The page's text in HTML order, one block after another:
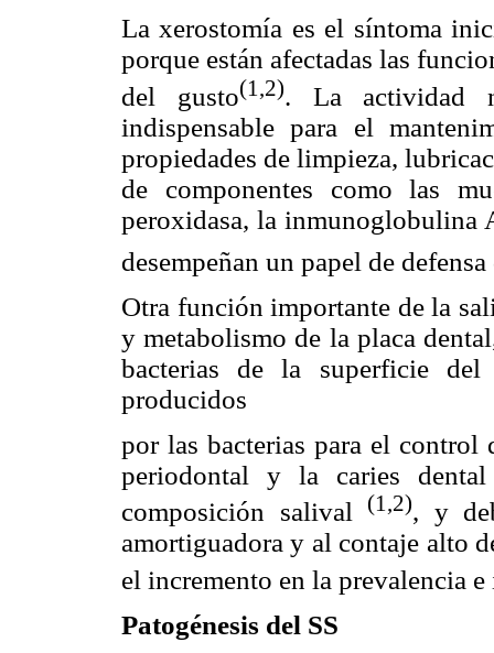
La xerostomía es el síntoma
porque están afectadas las
del gusto(1,2). La actividad
indispensable para el
propiedades de limpieza,
de componentes como las
peroxidasa, la inmunoglobulina
desempeñan un papel de
Otra función importante de la
y metabolismo de la placa
bacterias de la superficie
producidos
por las bacterias para el control
periodontal y la caries
composición salival
(1,2), y
amortiguadora y al contaje alto
el incremento en la prevalencia
Patogénesis del SS